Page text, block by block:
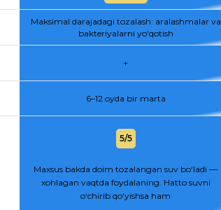
Maksimal darajadagi tozalash: aralashmalar va
bakteriyalarni yo‘qotish
+
6–12 oyda bir marta
5/5
Maxsus bakda doim tozalangan suv bo‘ladi —
xohlagan vaqtda foydalaning. Hatto suvni
o‘chirib qo‘yishsa ham